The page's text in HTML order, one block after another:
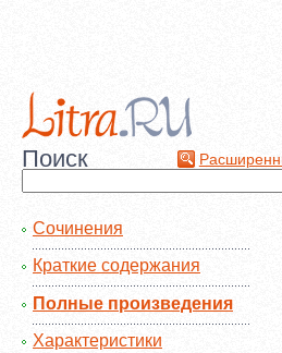
Поиск
Сочинения
Краткие содержания
Полные произведения
Характеристики